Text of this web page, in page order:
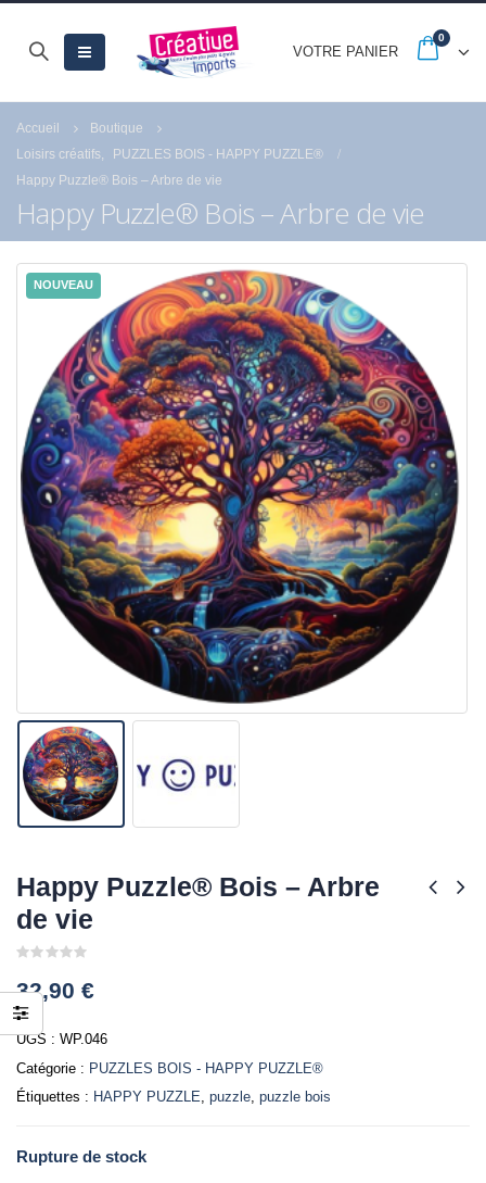
VOTRE PANIER
0
Accueil
Boutique
Loisirs créatifs
PUZZLES BOIS - HAPPY PUZZLE®
Happy Puzzle® Bois – Arbre de vie
Happy Puzzle® Bois – Arbre de vie
NOUVEAU
Happy Puzzle® Bois – Arbre
de vie
out
5
32,90 €
UGS : WP.046
Catégorie : PUZZLES BOIS - HAPPY PUZZLE®
Étiquettes : HAPPY PUZZLE, puzzle, puzzle bois
Rupture de stock